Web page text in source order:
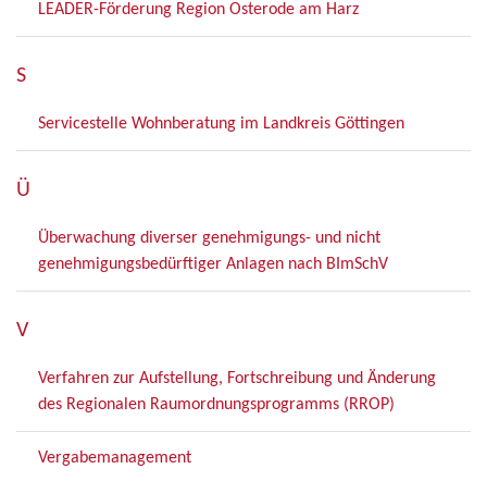
LEADER-Förderung Region Osterode am Harz
S
Servicestelle Wohnberatung im Landkreis Göttingen
Ü
Überwachung diverser genehmigungs- und nicht
genehmigungsbedürftiger Anlagen nach BImSchV
V
Verfahren zur Aufstellung, Fortschreibung und Änderung
des Regionalen Raumordnungsprogramms (RROP)
Vergabemanagement